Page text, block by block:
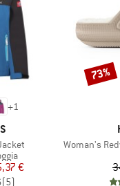
+1
ridotto
€
(5)
Articolo
Woman's
Sconto
73%